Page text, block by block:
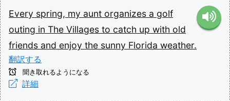
Every spring, my aunt organizes a golf
outing in The Villages to catch up with old
friends and enjoy the sunny Florida weather.
翻訳する
聞き取れるようになる
詳細